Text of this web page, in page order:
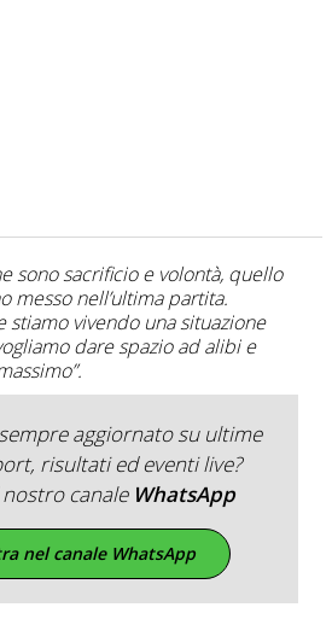
sono sacrificio e volontà, quello
messo nell’ultima partita.
stiamo vivendo una situazione
dare spazio ad alibi e
aggiornato su ultime
risultati ed eventi live?
canale WhatsApp
nel canale WhatsApp